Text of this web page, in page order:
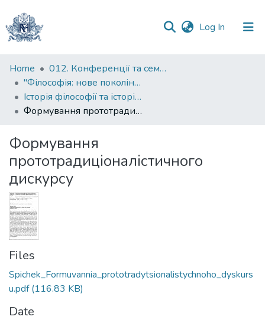
Log In (current)
Communities
&
Collections
All of DSpace
Statistics
Home
012. Конференції та семінари НаУКМА
"Філософія: нове покоління" : міжнародна наукова конференція
Історія філософії та історії філософій
Формування прототрадиціоналістичного дискурсу
Формування
прототрадиціоналістичного
дискурсу
Files
Spichek_Formuvannia_prototradytsionalistychnoho_dyskurs
u.pdf(116.83 KB)
Date